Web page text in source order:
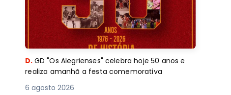
D. GD "Os Alegrienses" celebra hoje 50 anos e
realiza amanhã a festa comemorativa
6 agosto 2026